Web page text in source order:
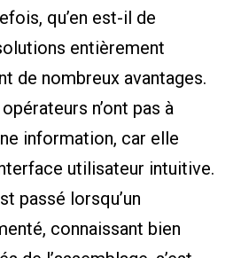
qu’en est-il de
entièrement
de nombreux avantages.
n’ont pas à
information, car elle
utilisateur intuitive.
passé lorsqu’un
connaissant bien